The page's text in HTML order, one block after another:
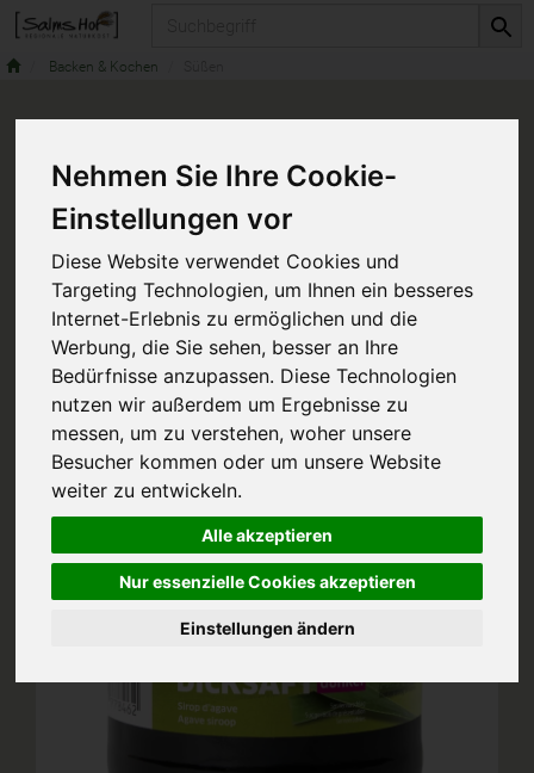
Nehmen Sie Ihre Cookie-
Einstellungen vor
Diese Website verwendet Cookies und
Targeting Technologien, um Ihnen ein besseres
Internet-Erlebnis zu ermöglichen und die
Werbung, die Sie sehen, besser an Ihre
Bedürfnisse anzupassen. Diese Technologien
nutzen wir außerdem um Ergebnisse zu
messen, um zu verstehen, woher unsere
Besucher kommen oder um unsere Website
weiter zu entwickeln.
Alle akzeptieren
Nur essenzielle Cookies akzeptieren
Einstellungen ändern
Backen & Kochen